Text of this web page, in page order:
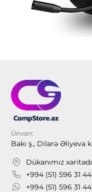
Ünvan:
Bakı ş., Dilarə Əliyeva
Dükanımız
+994 (51) 596 31 44
+994 (51) 596 31 44